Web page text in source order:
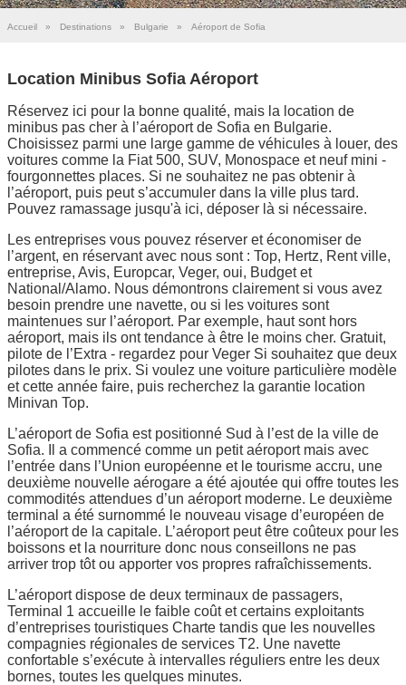
Accueil » Destinations » Bulgarie » Aéroport de Sofia
Location Minibus Sofia Aéroport
Réservez ici pour la bonne qualité, mais la location de
minibus pas cher à l’aéroport de Sofia en Bulgarie.
Choisissez parmi une large gamme de véhicules à louer, des
voitures comme la Fiat 500, SUV, Monospace et neuf mini -
fourgonnettes places. Si ne souhaitez ne pas obtenir à
l’aéroport, puis peut s’accumuler dans la ville plus tard.
Pouvez ramassage jusqu'à ici, déposer là si nécessaire.
Les entreprises vous pouvez réserver et économiser de
l’argent, en réservant avec nous sont : Top, Hertz, Rent ville,
entreprise, Avis, Europcar, Veger, oui, Budget et
National/Alamo. Nous démontrons clairement si vous avez
besoin prendre une navette, ou si les voitures sont
maintenues sur l’aéroport. Par exemple, haut sont hors
aéroport, mais ils ont tendance à être le moins cher. Gratuit,
pilote de l’Extra - regardez pour Veger Si souhaitez que deux
pilotes dans le prix. Si voulez une voiture particulière modèle
et cette année faire, puis recherchez la garantie location
Minivan Top.
L’aéroport de Sofia est positionné Sud à l’est de la ville de
Sofia. Il a commencé comme un petit aéroport mais avec
l’entrée dans l’Union européenne et le tourisme accru, une
deuxième nouvelle aérogare a été ajoutée qui offre toutes les
commodités attendues d’un aéroport moderne. Le deuxième
terminal a été surnommé le nouveau visage d’européen de
l’aéroport de la capitale. L’aéroport peut être coûteux pour les
boissons et la nourriture donc nous conseillons ne pas
arriver trop tôt ou apporter vos propres rafraîchissements.
L’aéroport dispose de deux terminaux de passagers,
Terminal 1 accueille le faible coût et certains exploitants
d’entreprises touristiques Charte tandis que les nouvelles
compagnies régionales de services T2. Une navette
confortable s’exécute à intervalles réguliers entre les deux
bornes, toutes les quelques minutes.